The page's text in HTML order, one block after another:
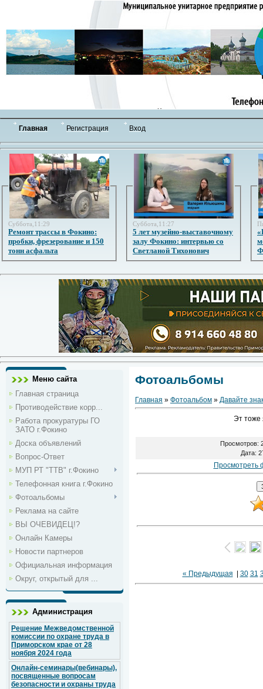
Главная Регистрация Вход
Суббота,11:29
Ремонт трассы в Фокино:
пробки, фрезерование и 150
тонн асфальта
Суббота,11:27
5 лет музейно-выставочному
залу Фокино: интервью со
Светланой Тихонович
Меню сайта
Главная страница
Противодействие корр...
Работа прокуратуры ГО
ЗАТО г.Фокино
Доска объявлений
Вопрос-Ответ
МУП РТ "ТТВ" г.Фокино
Телефонная книга г.Фокино
Фотоальбомы
Реклама на сайте
ВЫ ОЧЕВИДЕЦ!?
Онлайн Камеры
Новости партнеров
Официальная информация
Округ, открытый для ...
Администрация
Решение Межведомственной
комиссии по охране труда в
Приморском крае от 28
ноября 2024 года
Онлайн-семинары(вебинары),
посвященные вопросам
безопасности и охраны труда
Фотоальбомы
Главная » Фотоальбом » Давайте
Эт тоже
Просмотров:
Дата:
Просмотреть
« Предыдущая 30 31